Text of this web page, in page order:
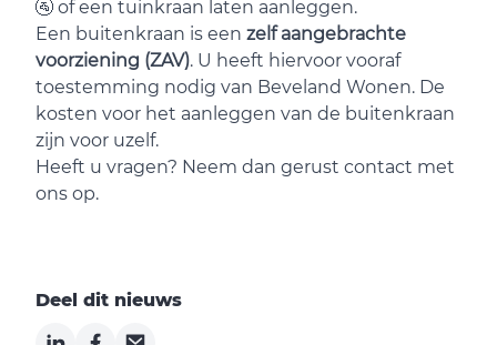
🚰 of een tuinkraan laten aanleggen.
Een buitenkraan is een zelf aangebrachte
voorziening (ZAV). U heeft hiervoor vooraf
toestemming nodig van Beveland Wonen. De
kosten voor het aanleggen van de buitenkraan
zijn voor uzelf.
Heeft u vragen? Neem dan gerust contact met
ons op.
Deel dit nieuws